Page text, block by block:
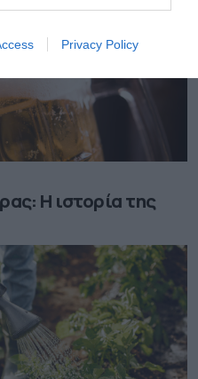
Privacy Policy
Η ιστορία της